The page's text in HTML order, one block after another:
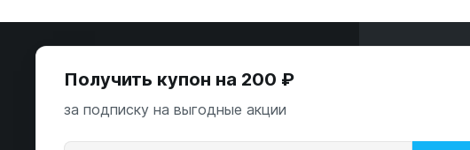
защищены
Получить купон на 200 ₽
за подписку на выгодные акции